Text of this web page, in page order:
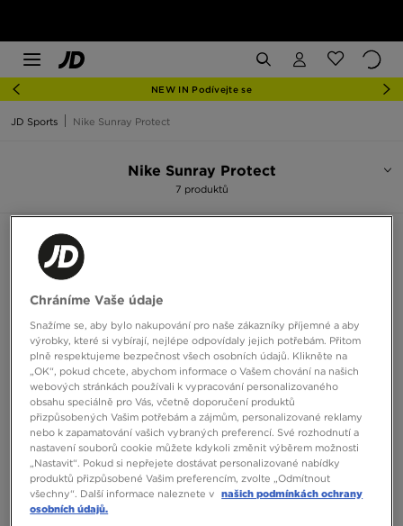
NEW IN Podívejte se
JD Sports Nike Sunray Protect
Nike Sunray Protect
7 produktů
Seřadit:
NIKE SUNRAY PROTECT 4 BP
Chráníme Vaše údaje
Snažíme se, aby bylo nakupování pro naše zákazníky příjemné a aby
výrobky, které si vybírají, nejlépe odpovídaly jejich potřebám. Přitom
plně respektujeme bezpečnost všech osobních údajů. Klikněte na
„OK“, pokud chcete, abychom informace o Vašem chování na našich
webových stránkách používali k vypracování personalizovaného
obsahu speciálně pro Vás, včetně doporučení produktů
přizpůsobených Vašim potřebám a zájmům, personalizované reklamy
nebo k zapamatování vašich vybraných preferencí. Své rozhodnutí a
nastavení souborů cookie můžete kdykoli změnit výběrem možnosti
„Nastavit“. Pokud si nepřejete dostávat personalizované nabídky
produktů přizpůsobené Vašim preferencím, zvolte „Odmítnout
všechny“. Další informace naleznete v našich podmínkách ochrany
osobních údajů.